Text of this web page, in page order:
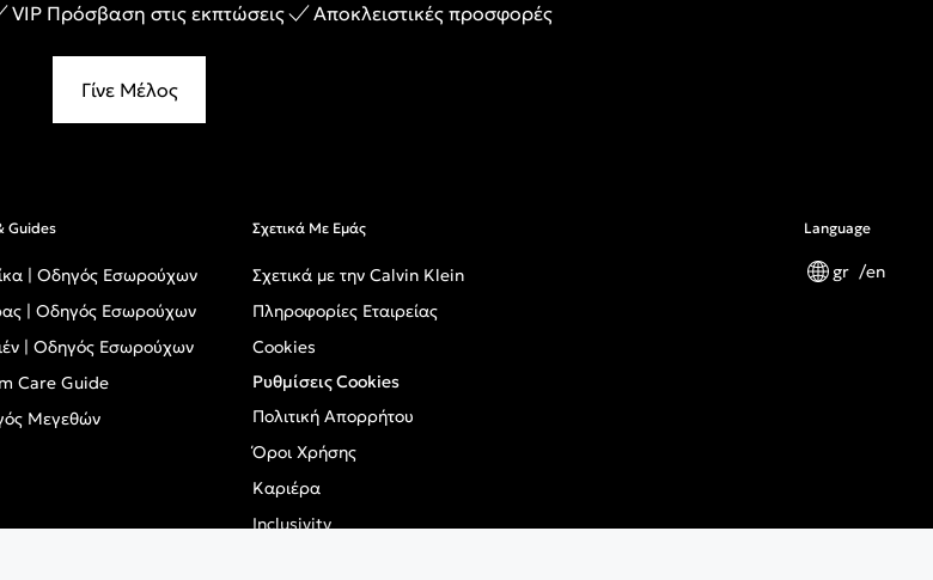
VIP Πρόσβαση στις εκπτώσεις Αποκλειστικές προσφορές
Γίνε Μέλος
Guides
| Οδηγός Εσωρούχων
| Οδηγός Εσωρούχων
| Οδηγός Εσωρούχων
Care Guide
Μεγεθών
Σχετικά Με Εμάς
Σχετικά με την Calvin Klein
Πληροφορίες Εταιρείας
Cookies
Ρυθμίσεις Cookies
Πολιτική Απορρήτου
Όροι Χρήσης
Καριέρα
Inclusivity
Language
gr en